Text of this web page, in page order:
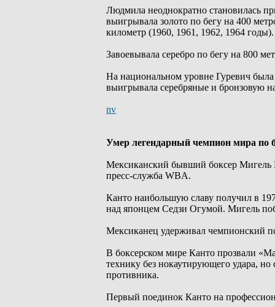
Людмила неоднократно становилась
выигрывала золото по бегу на 400
километр (1960, 1961, 1962, 1964 годы).
Завоевывала серебро по бегу на 800
На национальном уровне Гуревич
выигрывала серебряные и бронзовую
nv
Умер легендарный чемпион мира по
Мексиканский бывший боксер Мигель
пресс-служба WBA.
Канто наибольшую славу получил в
над японцем Седзи Огумой. Мигель
Мексиканец удерживал чемпионский
В боксерском мире Канто прозвали
технику без нокаутирующего удара,
противника.
Первый поединок Канто на